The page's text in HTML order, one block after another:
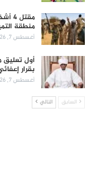
منطقة
أغسطس 7, 2026
أول تعليق
بقرار
أغسطس 7, 2026
السابق التالي